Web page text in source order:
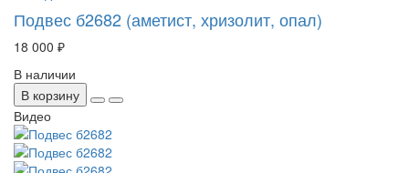
Подвес б2682 (аметист, хризолит, опал)
18 000 ₽
В наличии
В корзину
Видео